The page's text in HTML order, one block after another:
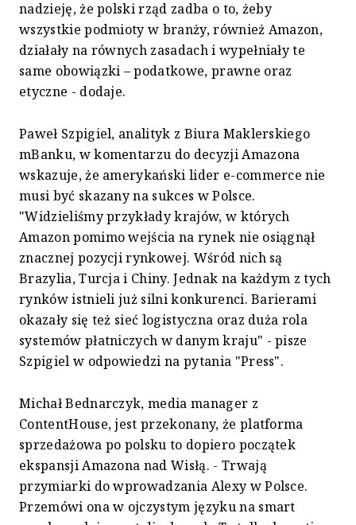
nadzieję, że polski rząd zadba o to, żeby
wszystkie podmioty w branży, również Amazon,
działały na równych zasadach i wypełniały te
same obowiązki – podatkowe, prawne oraz
etyczne - dodaje.
Paweł Szpigiel, analityk z Biura Maklerskiego
mBanku, w komentarzu do decyzji Amazona
wskazuje, że amerykański lider e-commerce nie
musi być skazany na sukces w Polsce.
"Widzieliśmy przykłady krajów, w których
Amazon pomimo wejścia na rynek nie osiągnął
znacznej pozycji rynkowej. Wśród nich są
Brazylia, Turcja i Chiny. Jednak na każdym z tych
rynków istnieli już silni konkurenci. Barierami
okazały się też sieć logistyczna oraz duża rola
systemów płatniczych w danym kraju" - pisze
Szpigiel w odpowiedzi na pytania "Press".
Michał Bednarczyk, media manager z
ContentHouse, jest przekonany, że platforma
sprzedażowa po polsku to dopiero początek
ekspansji Amazona nad Wisłą. - Trwają
przymiarki do wprowadzania Alexy w Polsce.
Przemówi ona w ojczystym języku na smart